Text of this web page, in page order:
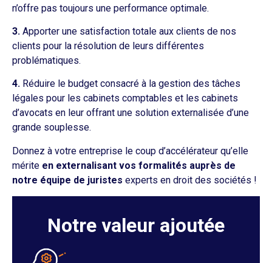
n’offre pas toujours une performance optimale.
3. Apporter une satisfaction totale aux clients de nos
clients pour la résolution de leurs différentes
problématiques.
4. Réduire le budget consacré à la gestion des tâches
légales pour les cabinets comptables et les cabinets
d’avocats en leur offrant une solution externalisée d’une
grande souplesse.
Donnez à votre entreprise le coup d’accélérateur qu’elle
mérite en externalisant vos formalités auprès de
notre équipe de juristes experts en droit des sociétés !
Notre valeur ajoutée